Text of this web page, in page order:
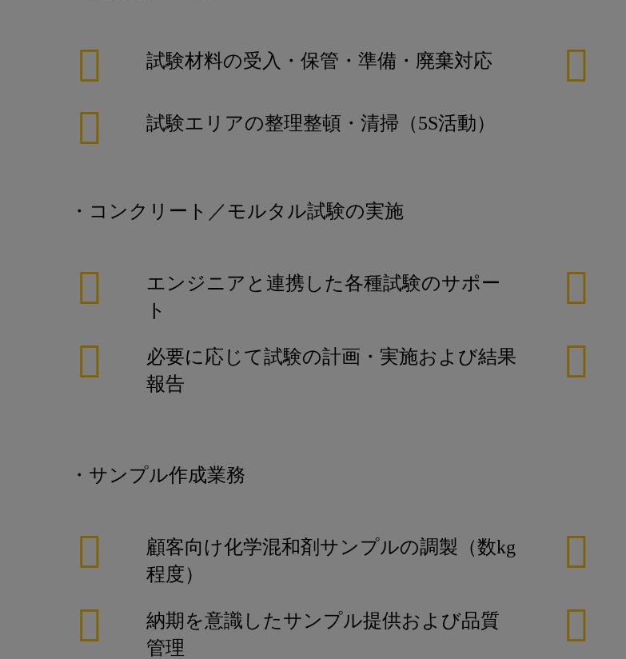
試験材料の受入・保管・準備・廃棄対応
試験エリアの整理整頓・清掃（5S活動）
・コンクリート／モルタル試験の実施
エンジニアと連携した各種試験のサポー
ト
必要に応じて試験の計画・実施および結果
報告
・サンプル作成業務
顧客向け化学混和剤サンプルの調製（数kg
程度）
納期を意識したサンプル提供および品質
管理